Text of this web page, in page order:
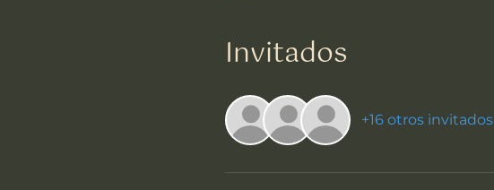
Invitados
+16 otros invitados